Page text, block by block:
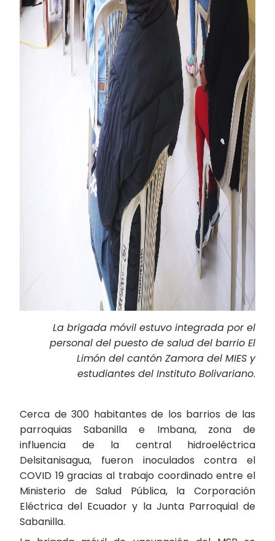
La brigada móvil estuvo integrada por el
personal del puesto de salud del barrio El
Limón del cantón Zamora del MIES y
estudiantes del Instituto Bolivariano.
Cerca de 300 habitantes de los barrios de las
parroquias Sabanilla e Imbana, zona de
influencia de la central hidroeléctrica
Delsitanisagua, fueron inoculados contra el
COVID 19 gracias al trabajo coordinado entre el
Ministerio de Salud Pública, la Corporación
Eléctrica del Ecuador y la Junta Parroquial de
Sabanilla.